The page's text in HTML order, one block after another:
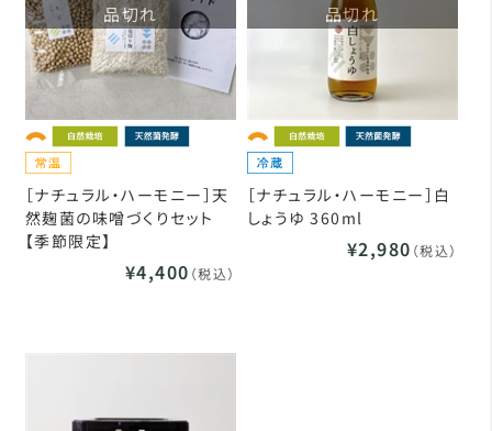
品切れ
［ナチュラル・ハーモニー］天
然麹菌の味噌づくりセット
【季節限定】
¥4,400 （税込）
品切れ
［ナチュラル・ハーモニー］白
しょうゆ 360ml
¥2,980 （税込）